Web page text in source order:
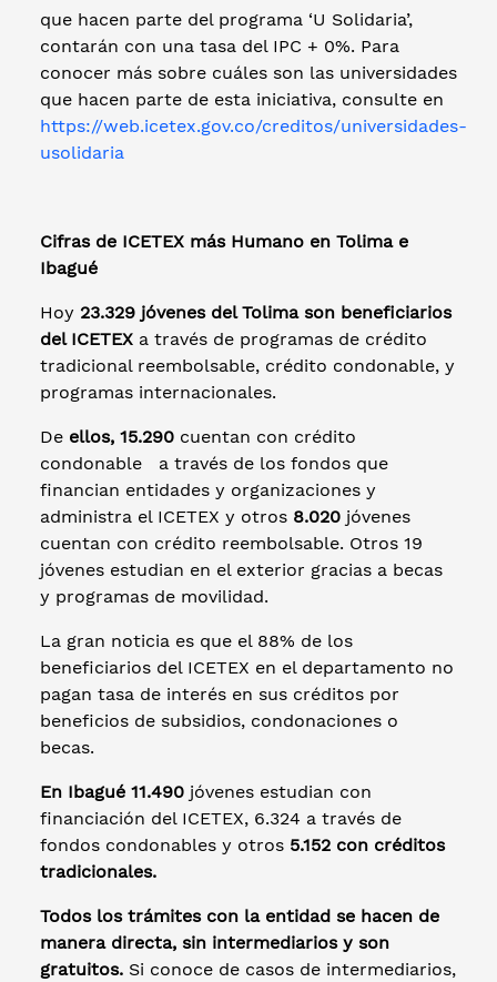
que hacen parte del programa ‘U Solidaria’,
contarán con una tasa del IPC + 0%. Para
conocer más sobre cuáles son las universidades
que hacen parte de esta iniciativa, consulte en
https://web.icetex.gov.co/creditos/universidades-
usolidaria
Cifras de ICETEX más Humano en Tolima e
Ibagué
Hoy 23.329 jóvenes del Tolima son beneficiarios
del ICETEX a través de programas de crédito
tradicional reembolsable, crédito condonable, y
programas internacionales.
De ellos, 15.290 cuentan con crédito
condonable a través de los fondos que
financian entidades y organizaciones y
administra el ICETEX y otros 8.020 jóvenes
cuentan con crédito reembolsable. Otros 19
jóvenes estudian en el exterior gracias a becas
y programas de movilidad.
La gran noticia es que el 88% de los
beneficiarios del ICETEX en el departamento no
pagan tasa de interés en sus créditos por
beneficios de subsidios, condonaciones o
becas.
En Ibagué 11.490 jóvenes estudian con
financiación del ICETEX, 6.324 a través de
fondos condonables y otros 5.152 con créditos
tradicionales.
Todos los trámites con la entidad se hacen de
manera directa, sin intermediarios y son
gratuitos. Si conoce de casos de intermediarios,